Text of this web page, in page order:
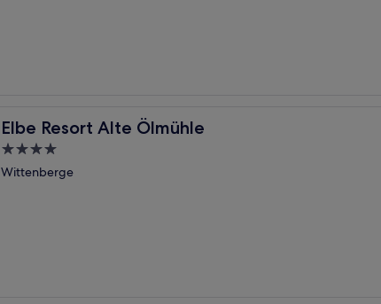
Elbe Resort Alte Ölmühle
Elbe Resort Alte Ölmühle
4.0-
Sterne-
Wittenberge